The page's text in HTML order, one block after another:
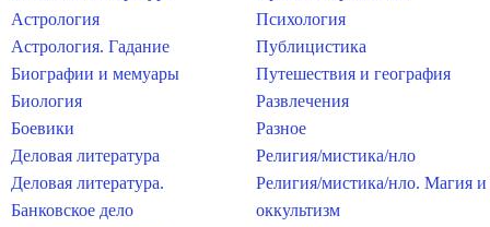
Астрология
Астрология. Гадание
Биографии и мемуары
Биология
Боевики
Деловая литература
Деловая литература.
Банковское дело
Психология
Публицистика
Путешествия и география
Развлечения
Разное
Религия/мистика/нло
Религия/мистика/нло. Магия и
оккультизм